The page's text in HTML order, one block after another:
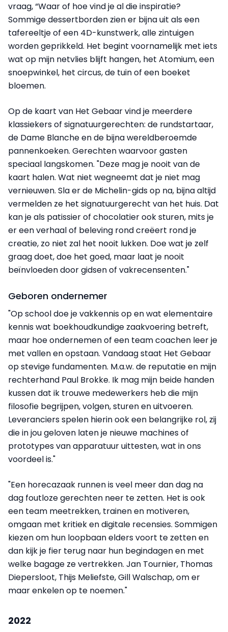
vraag, “Waar of hoe vind je al die inspiratie?
Sommige dessertborden zien er bijna uit als een
tafereeltje of een 4D-kunstwerk, alle zintuigen
worden geprikkeld. Het begint voornamelijk met iets
wat op mijn netvlies blijft hangen, het Atomium, een
snoepwinkel, het circus, de tuin of een boeket
bloemen.
Op de kaart van Het Gebaar vind je meerdere
klassiekers of signatuurgerechten: de rundstartaar,
de Dame Blanche en de bijna wereldberoemde
pannenkoeken. Gerechten waarvoor gasten
speciaal langskomen. "Deze mag je nooit van de
kaart halen. Wat niet wegneemt dat je niet mag
vernieuwen. Sla er de Michelin-gids op na, bijna altijd
vermelden ze het signatuurgerecht van het huis. Dat
kan je als patissier of chocolatier ook sturen, mits je
er een verhaal of beleving rond creëert rond je
creatie, zo niet zal het nooit lukken. Doe wat je zelf
graag doet, doe het goed, maar laat je nooit
beïnvloeden door gidsen of vakrecensenten."
Geboren ondernemer
"Op school doe je vakkennis op en wat elementaire
kennis wat boekhoudkundige zaakvoering betreft,
maar hoe ondernemen of een team coachen leer je
met vallen en opstaan. Vandaag staat Het Gebaar
op stevige fundamenten. M.a.w. de reputatie en mijn
rechterhand Paul Brokke. Ik mag mijn beide handen
kussen dat ik trouwe medewerkers heb die mijn
filosofie begrijpen, volgen, sturen en uitvoeren.
Leveranciers spelen hierin ook een belangrijke rol, zij
die in jou geloven laten je nieuwe machines of
prototypes van apparatuur uittesten, wat in ons
voordeel is."
"Een horecazaak runnen is veel meer dan dag na
dag foutloze gerechten neer te zetten. Het is ook
een team meetrekken, trainen en motiveren,
omgaan met kritiek en digitale recensies. Sommigen
kiezen om hun loopbaan elders voort te zetten en
dan kijk je fier terug naar hun begindagen en met
welke bagage ze vertrekken. Jan Tournier, Thomas
Diepersloot, Thijs Meliefste, Gill Walschap, om er
maar enkelen op te noemen."
2022